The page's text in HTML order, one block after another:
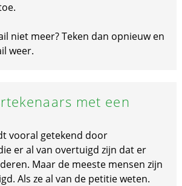
niet meer? Teken dan opnieuw en
weer.
met een
vooral getekend door
er al van overtuigd zijn dat er
Maar de meeste mensen zijn
Als ze al van de petitie weten.